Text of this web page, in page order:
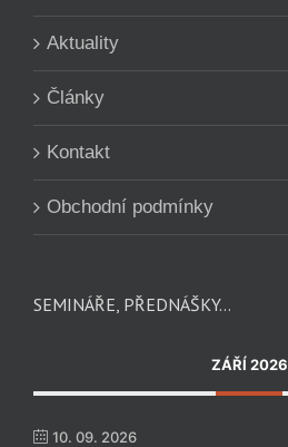
Aktuality
Články
Kontakt
Obchodní podmínky
SEMINÁŘE, PŘEDNÁŠKY…
ZÁŘÍ 2026
10. 09. 2026